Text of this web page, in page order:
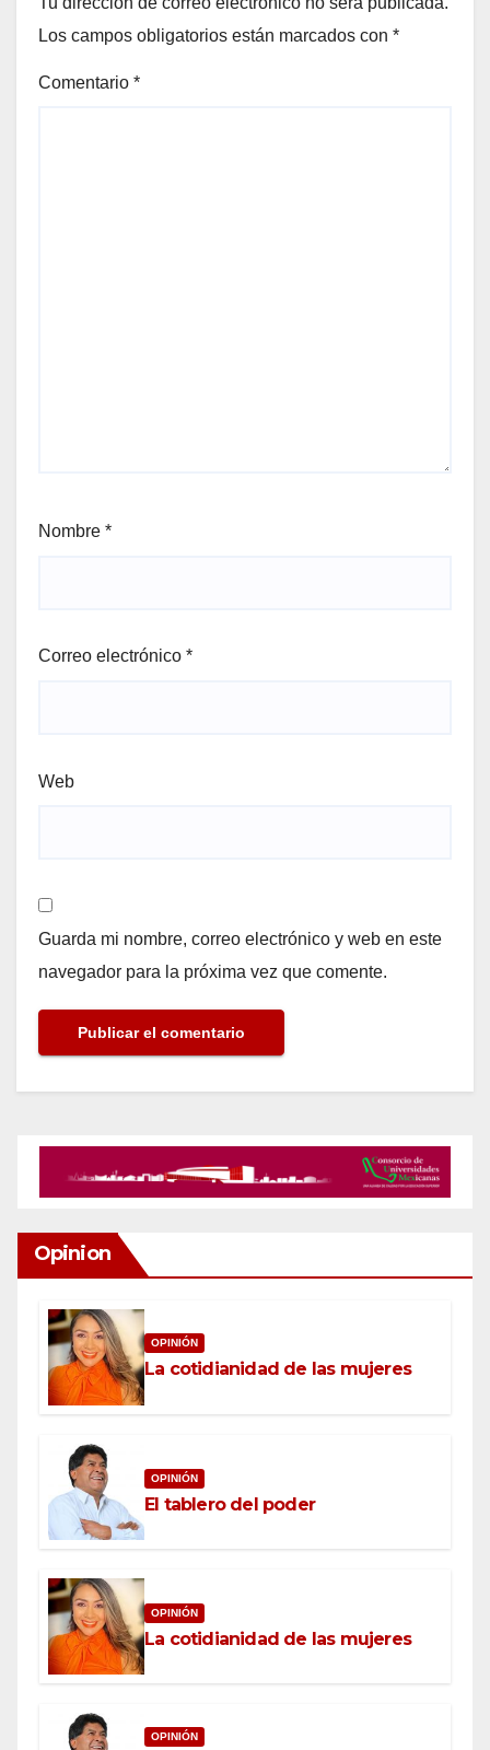
Los campos obligatorios están marcados con *
Comentario *
Nombre *
Correo electrónico *
Web
Guarda mi nombre, correo electrónico y web en este
navegador para la próxima vez que comente.
Opinion
OPINIÓN
La cotidianidad de las mujeres
OPINIÓN
El tablero del poder
OPINIÓN
La cotidianidad de las mujeres
OPINIÓN